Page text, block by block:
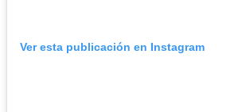
Ver esta publicación en Instagram